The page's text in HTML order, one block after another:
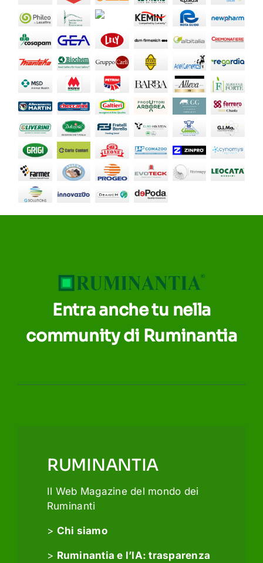
Entra anche tu nella
community di Ruminantia
RUMINANTIA
Il Web Magazine del mondo dei
Ruminanti
> Chi siamo
> Ruminantia e l’IA: trasparenza